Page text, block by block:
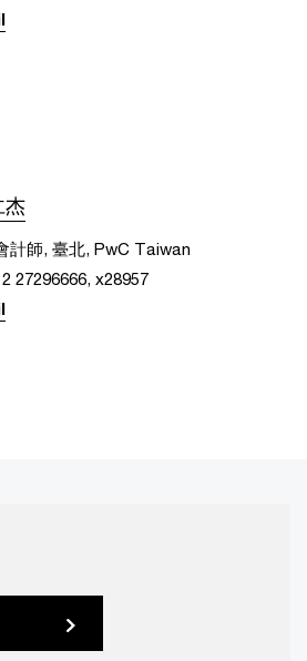
杰
計師, 臺北, PwC Taiwan
27296666, x28957